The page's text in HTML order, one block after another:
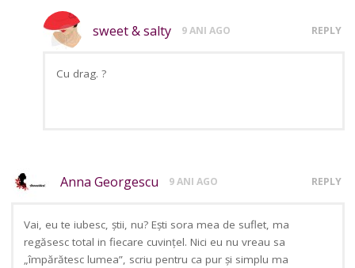
sweet & salty 9 ANI AGO REPLY
Cu drag. ?
Anna Georgescu 9 ANI AGO REPLY
Vai, eu te iubesc, știi, nu? Ești sora mea de suflet, ma
regăsesc total in fiecare cuvințel. Nici eu nu vreau sa
„împărătesc lumea”, scriu pentru ca pur și simplu ma